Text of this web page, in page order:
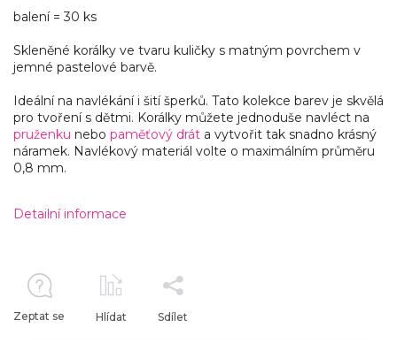
balení = 30 ks
Skleněné korálky ve tvaru kuličky s matným povrchem v
jemné pastelové barvě.
Ideální na navlékání i šití šperků. Tato kolekce barev je skvělá
pro tvoření s dětmi. Korálky můžete jednoduše navléct na
pruženku nebo paměťový drát a vytvořit tak snadno krásný
náramek. Navlékový materiál volte o maximálním průměru
0,8 mm.
Detailní informace
Zeptat se Hlídat Sdílet